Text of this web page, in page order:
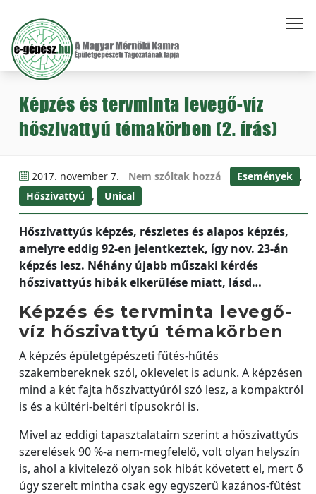
Képzés és tervminta levegő-víz
hőszivattyú témakörben (2. írás)
2017. november 7. Nem szóltak hozzá Események ,
Hőszivattyú
, Unical
Hőszivattyús képzés, részletes és alapos képzés,
amelyre eddig 92-en jelentkeztek, így nov. 23-án
képzés lesz. Néhány újabb műszaki kérdés
hőszivattyús hibák elkerülése miatt, lásd…
Képzés és tervminta levegő-
víz hőszivattyú témakörben
A képzés épületgépészeti fűtés-hűtés
szakembereknek szól, oklevelet is adunk. A képzésen
mind a két fajta hőszivattyúról szó lesz, a kompaktról
is és a kültéri-beltéri típusokról is.
Mivel az eddigi tapasztalataim szerint a hőszivattyús
szerelések 90 %-a nem-megfelelő, volt olyan helyszín
is, ahol a kivitelező olyan sok hibát követett el, mert ő
úgy szerelt mintha csak egy egyszerű kazános-fűtést